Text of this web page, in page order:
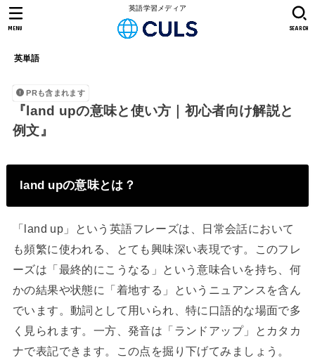
英語学習メディア
英単語
SEARCH
MENU
PRも含まれます
『land upの意味と使い方｜初心者向け解説と
例文』
land upの意味とは？
「land up」という英語フレーズは、日常会話において
も頻繁に使われる、とても興味深い表現です。このフレ
ーズは「最終的にこうなる」という意味合いを持ち、何
かの結果や状態に「着地する」というニュアンスを含ん
でいます。動詞として用いられ、特に口語的な場面で多
く見られます。一方、発音は「ランドアップ」とカタカ
ナで表記できます。この点を掘り下げてみましょう。